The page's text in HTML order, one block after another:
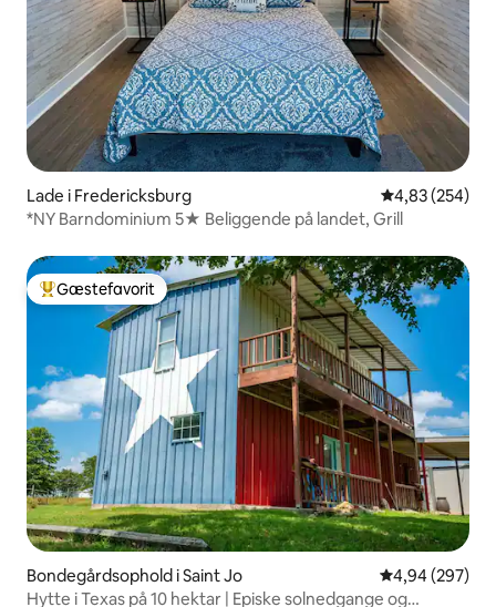
Lade i Fredericksburg 4,83 ud af 5 i
4,83 (254)
*NY Barndominium 5★ Beliggende på landet, Grill
Bedste gæstefavorit
Gæstefavorit
Bondegårdsophold i Saint Jo 4,94 ud af 5 i
4,94 (297)
Hytte i Texas på 10 hektar | Episke solnedgange og